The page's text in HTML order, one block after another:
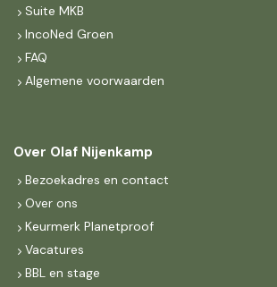
Suite MKB
IncoNed Groen
FAQ
Algemene voorwaarden
Over Olaf Nijenkamp
Bezoekadres en contact
Over ons
Keurmerk Planetproof
Vacatures
BBL en stage